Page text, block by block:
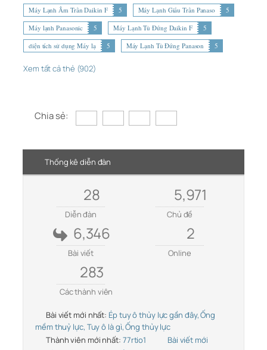
Máy Lạnh Âm Trần Daikin F
5 Máy Lạnh Giấu Trần Panaso
5
Máy lạnh Panasonic
5 Máy Lạnh Tủ Đứng Daikin F
5
diện tích sử dụng Máy lạ
5 Máy Lạnh Tủ Đứng Panason 5
Xem tất cả thẻ (902)
Chia sẻ:
Thống kê diễn đàn
28
Diễn đàn
5,971
Chủ đề
6,346
Bài viết
2
Online
283
Các thành viên
Bài viết mới nhất: Ép tuy ô thủy lực gần đây, Ống
mềm thuỷ lực, Tuy ô là gì, Ống thủy lực
Thành viên mới nhất: 77rtio1
Bài viết mới